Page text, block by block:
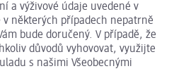
a výživové údaje uvedené v
některých případech nepatrně
bude doručený. V případě, že
důvodů vyhovovat, využijte
s našimi Všeobecnými